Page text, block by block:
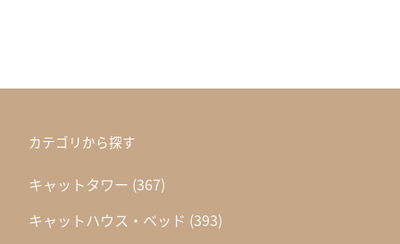
カテゴリから探す
キャットタワー (367)
キャットハウス・ベッド (393)